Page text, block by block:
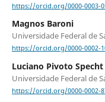
https://orcid.org/0000-0003-
Magnos Baroni
Universidade Federal de
https://orcid.org/0000-0002-
Luciano Pivoto Specht
Universidade Federal de
https://orcid.org/0000-0002-